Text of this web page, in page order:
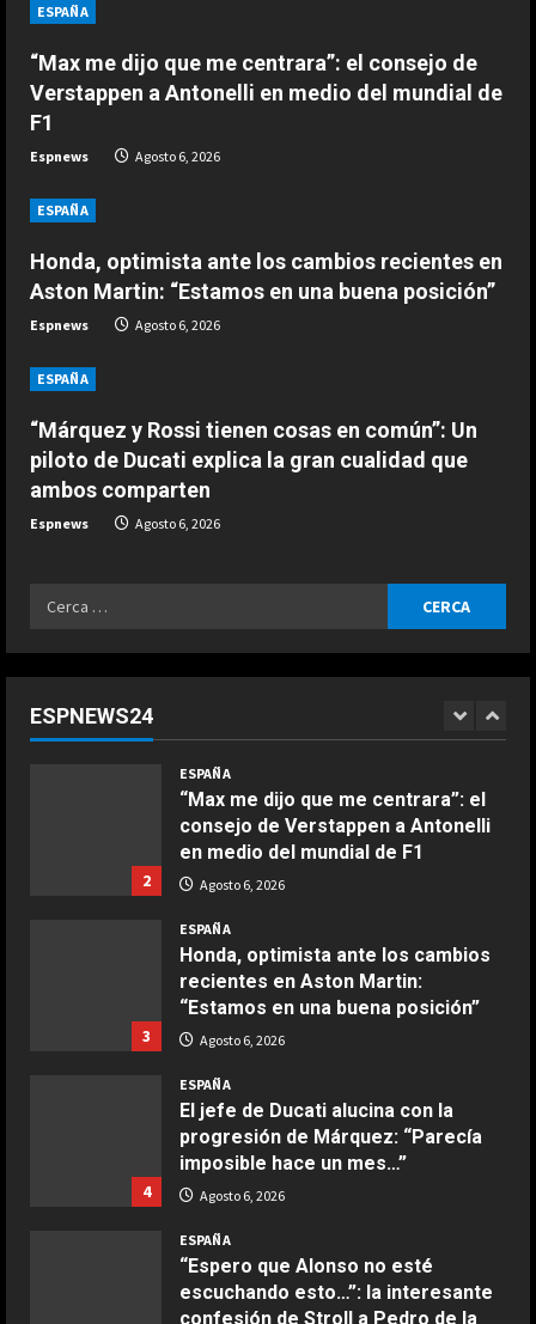
e
R
e
a
d
i
n
g
ESPAÑA
“Max me dijo que me centrara”: el consejo de
Verstappen a Antonelli en medio del mundial de
F1
Espnews Agosto 6, 2026
ESPAÑA
Honda, optimista ante los cambios recientes en
Aston Martin: “Estamos en una buena posición”
Espnews Agosto 6, 2026
ESPAÑA
“Márquez y Rossi tienen cosas en común”: Un
piloto de Ducati explica la gran cualidad que
ambos comparten
Espnews Agosto 6, 2026
Ricerca
ESPNEWS24
2
consejo de Verstappen a Antonelli
en medio del mundial de F1
3
ESPAÑA
Agosto 6, 2026
El jefe de Ducati alucina con la
Agosto 6, 2026
ESPAÑA
“Espero que Alonso no esté
escuchando esto…”: la interesante
1
2
ESPAÑA
“Max me dijo que me centrara”: el
consejo de Verstappen a Antonelli
en medio del mundial de F1
Agosto 6, 2026
3
ESPAÑA
Honda, optimista ante los cambios
recientes en Aston Martin:
“Estamos en una buena posición”
Agosto 6, 2026
4
ESPAÑA
El jefe de Ducati alucina con la
progresión de Márquez: “Parecía
imposible hace un mes…”
Agosto 6, 2026
ESPAÑA
“Espero que Alonso no esté
escuchando esto…”: la interesante
confesión de Stroll a Pedro de la
Ensalada de espinacas deliciosa
Maggio 28, 2026
COCINA
Boquerones fritos en freidora de
aire
Aprile 24, 2026
Buñuelos de alcachofas
Aprile 5, 2026
Ternera guisada con senderuelas
Marzo 20, 2026